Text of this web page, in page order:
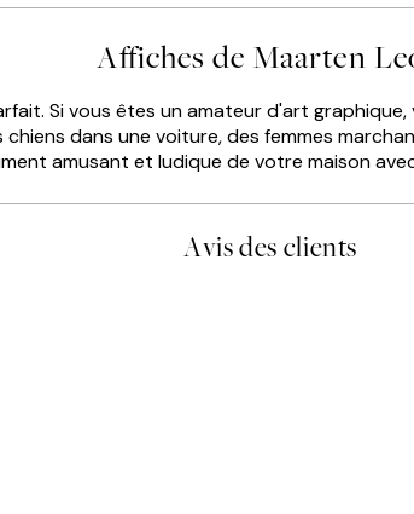
Affiches de Maarten
Si vous êtes un amateur d'art
dans une voiture, des femmes
amusant et ludique de votre maison
Avis des clients